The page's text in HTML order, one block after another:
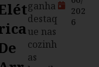
ganha
destaq
ue nas
cozinh
as
202
6